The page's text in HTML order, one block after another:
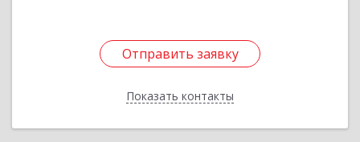
Отправить заявку
Показать контакты
Отправить заявку
Назад